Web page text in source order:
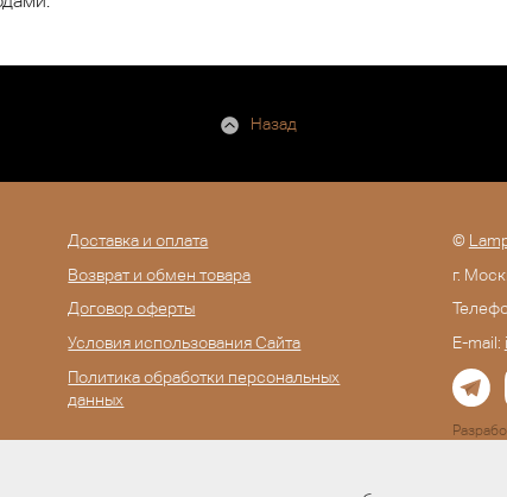
Назад
Доставка и оплата
Возврат и обмен товара
Договор оферты
Условия использования Сайта
Политика обработки персональных
данных
©
г.
E-mail: